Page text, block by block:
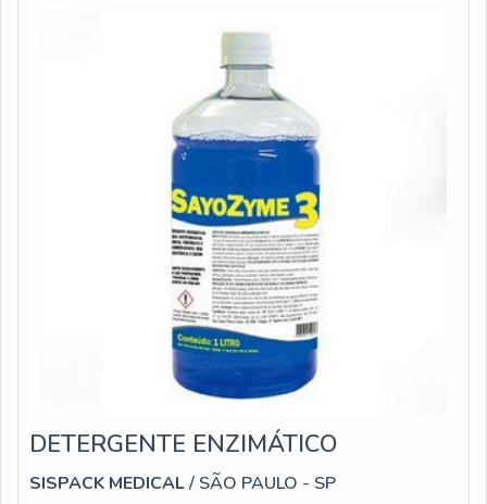
DETERGENTE ENZIMÁTICO
SISPACK MEDICAL/ SÃO PAULO - SP